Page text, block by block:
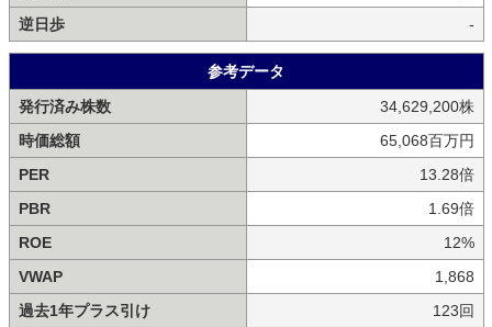
逆日歩
-
参考データ
発行済み株数
34,629,200株
時価総額
65,068百万円
PER
13.28倍
PBR
1.69倍
ROE
12%
VWAP
1,868
過去1年プラス引け
123回